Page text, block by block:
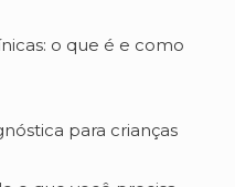
o que é e como
para crianças